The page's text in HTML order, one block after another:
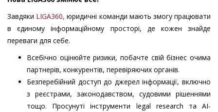
Завдяки LIGA360, юридичні команди мають змогу працювати
в єдиному інформаційному просторі, де кожен знайде
переваги для себе.
Всебічно оцінюйте ризики, побачте свій бізнес очима
партнерів, конкурентів, перевіряючих органів.
Безперебійний доступ до джерел інформації, включно
з реєстрами, законодавством, судовими рішеннями
тощо. Просунуті інструменти legal research та АІ-